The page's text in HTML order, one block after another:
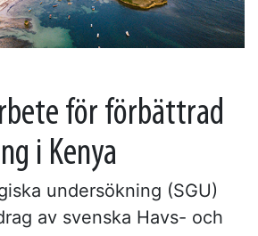
för förbättrad
i Kenya
undersökning (SGU)
av svenska Havs- och